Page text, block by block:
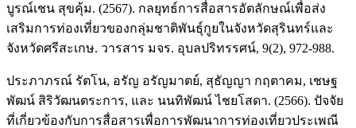
บูรณ์เชน สุขคุ้ม. (2567). กลยุทธ์การสื่อสารอัตลักษณ์เพื่อส่ง
เสริมการท่องเที่ยวของกลุ่มชาติพันธุ์กูยในจังหวัดสุรินทร์และ
จังหวัดศรีสะเกษ. วารสาร มจร. อุบลปริทรรศน์, 9(2), 972-988.
ประภาภรณ์ รัตโน, อรัญ อรัญมาตย์, สุธัญญา กฤตาคม, เชษฐ
พัฒน์ สิริวัฒนตระการ, และ นนทิพัฒน์ ไชยโสดา. (2566). ปัจจัย
ที่เกี่ยวข้องกับการสื่อสารเพื่อการพัฒนาการท่องเที่ยวประเพณี